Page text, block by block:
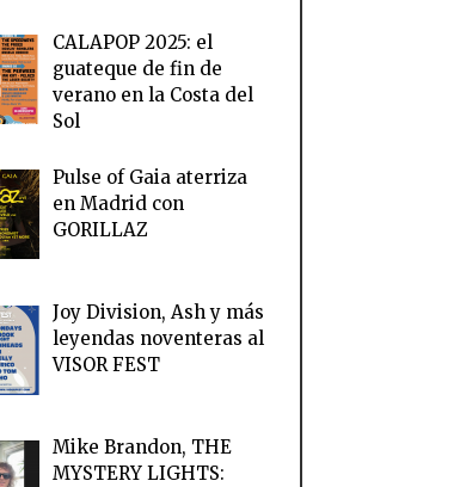
CALAPOP 2025: el
guateque de fin de
verano en la Costa del
Sol
Pulse of Gaia aterriza
en Madrid con
GORILLAZ
Joy Division, Ash y más
leyendas noventeras al
VISOR FEST
Mike Brandon, THE
MYSTERY LIGHTS: